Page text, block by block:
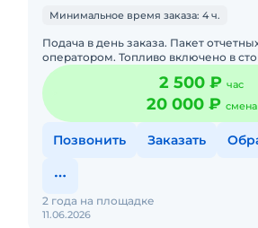
Минимальное время заказа: 4 ч.
Подача в день заказа. Пакет
оператором. Топливо включено в
Долгосрочная аренда.
Опытный экипаж. Наличный
2 500 ₽ час
20 000 ₽ смена
Позвонить Заказать
11.06.2026
2 года на площадке